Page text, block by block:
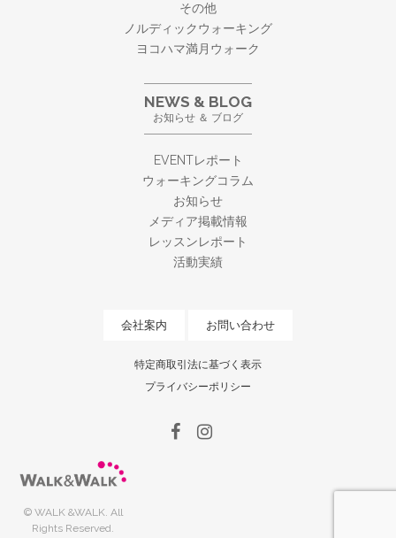
その他
ノルディックウォーキング
ヨコハマ満月ウォーク
NEWS & BLOG
お知らせ ＆ ブログ
EVENTレポート
ウォーキングコラム
お知らせ
メディア掲載情報
レッスンレポート
活動実績
会社案内 お問い合わせ
特定商取引法に基づく表示
プライバシーポリシー
© WALK &WALK. All
Rights Reserved.